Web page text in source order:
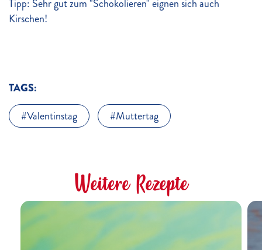
Tipp: Sehr gut zum "Schokolieren" eignen sich auch
Kirschen!
TAGS:
Valentinstag
Muttertag
Weitere Rezepte